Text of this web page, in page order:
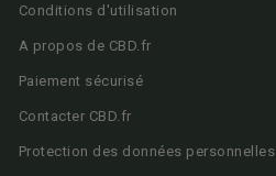
Conditions d'utilisation
A propos de CBD.fr
Paiement sécurisé
Contacter CBD.fr
Protection des données personnelles